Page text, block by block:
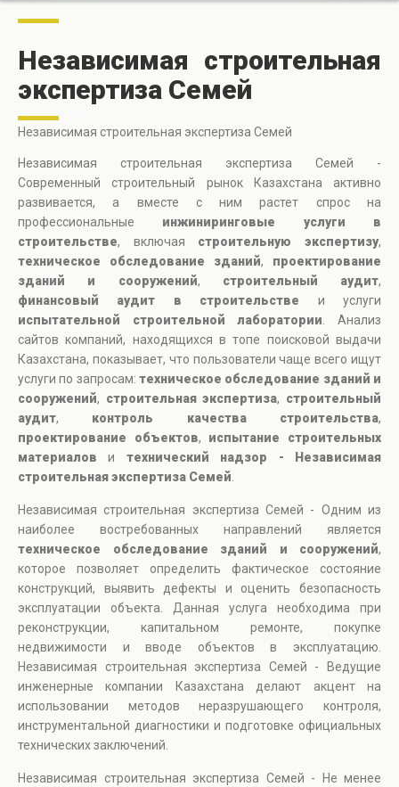
Независимая строительная
экспертиза Семей
Независимая строительная экспертиза Семей
Независимая строительная экспертиза Семей -
Современный строительный рынок Казахстана активно
развивается, а вместе с ним растет спрос на
профессиональные инжиниринговые услуги в
строительстве, включая строительную экспертизу,
техническое обследование зданий, проектирование
зданий и сооружений, строительный аудит,
финансовый аудит в строительстве и услуги
испытательной строительной лаборатории . Анализ
сайтов компаний, находящихся в топе поисковой выдачи
Казахстана, показывает, что пользователи чаще всего ищут
услуги по запросам: техническое обследование зданий и
сооружений, строительная экспертиза, строительный
аудит, контроль качества строительства,
проектирование объектов, испытание строительных
материалов и технический надзор - Независимая
строительная экспертиза Семей
Независимая строительная экспертиза Семей - Одним из
наиболее востребованных направлений является
техническое обследование зданий и сооружений,
которое позволяет определить фактическое состояние
конструкций, выявить дефекты и оценить безопасность
эксплуатации объекта. Данная услуга необходима при
реконструкции, капитальном ремонте, покупке
недвижимости и вводе объектов в эксплуатацию.
Независимая строительная экспертиза Семей - Ведущие
инженерные компании Казахстана делают акцент на
использовании методов неразрушающего контроля,
инструментальной диагностики и подготовке официальных
технических заключений.
Независимая строительная экспертиза Семей - Не менее